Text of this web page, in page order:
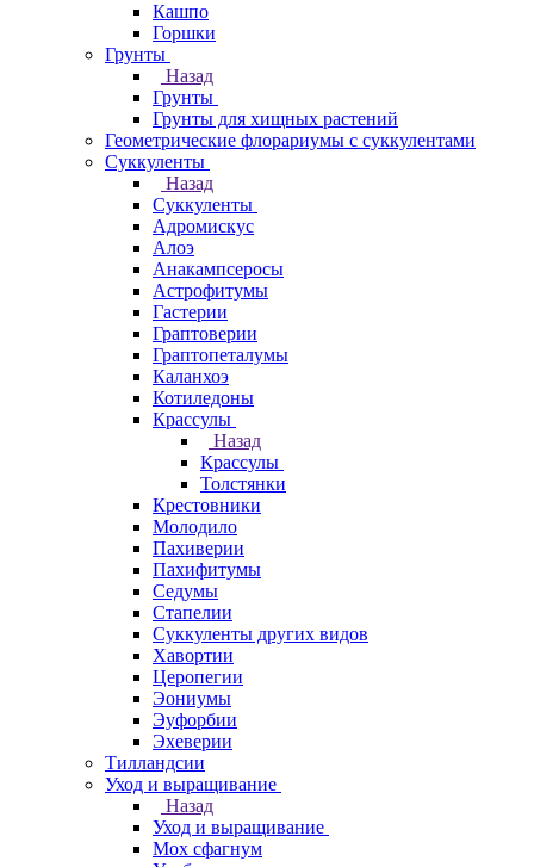
Кашпо
Горшки
Грунты
Назад
Грунты
Грунты для хищных растений
Геометрические флорариумы с суккулентами
Суккуленты
Назад
Суккуленты
Адромискус
Алоэ
Анакампсеросы
Астрофитумы
Гастерии
Граптоверии
Граптопеталумы
Каланхоэ
Котиледоны
Крассулы
Назад
Крассулы
Толстянки
Крестовники
Молодило
Пахиверии
Пахифитумы
Седумы
Стапелии
Суккуленты других видов
Хавортии
Церопегии
Эониумы
Эуфорбии
Эхеверии
Тилландсии
Уход и выращивание
Назад
Уход и выращивание
Мох сфагнум